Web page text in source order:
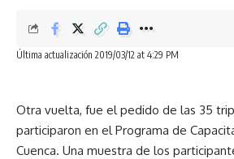
Última actualización 2019/03/12 at 4:29 PM
Otra vuelta, fue el pedido de las 35
participaron en el Programa de
Cuenca. Una muestra de los